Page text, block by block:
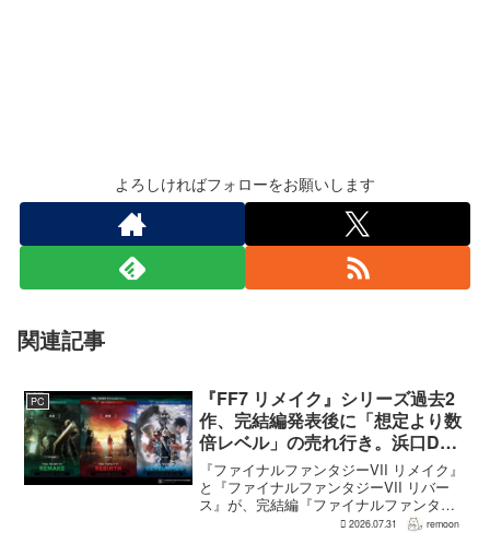
よろしければフォローをお願いします
関連記事
PC
『FF7 リメイク』シリーズ過去2
作、完結編発表後に「想定より数
倍レベル」の売れ行き。浜口Dが
明かす
『ファイナルファンタジーVII リメイク』
と『ファイナルファンタジーVII リバー
ス』が、完結編『ファイナルファンタジ
ーVII リベレーション』の発表後、「我々
2026.07.31 remoon